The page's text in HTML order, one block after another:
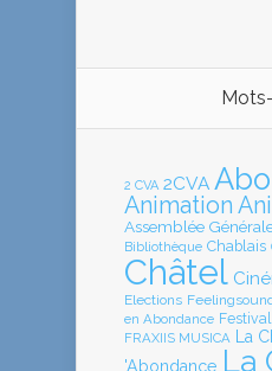
2 CVA 2CVA
Animation
Assemblée
Bibliothèque Chablais
Châtel
Elections
en Abondance
FRAXIIS MUSICA
La
'Abondance La